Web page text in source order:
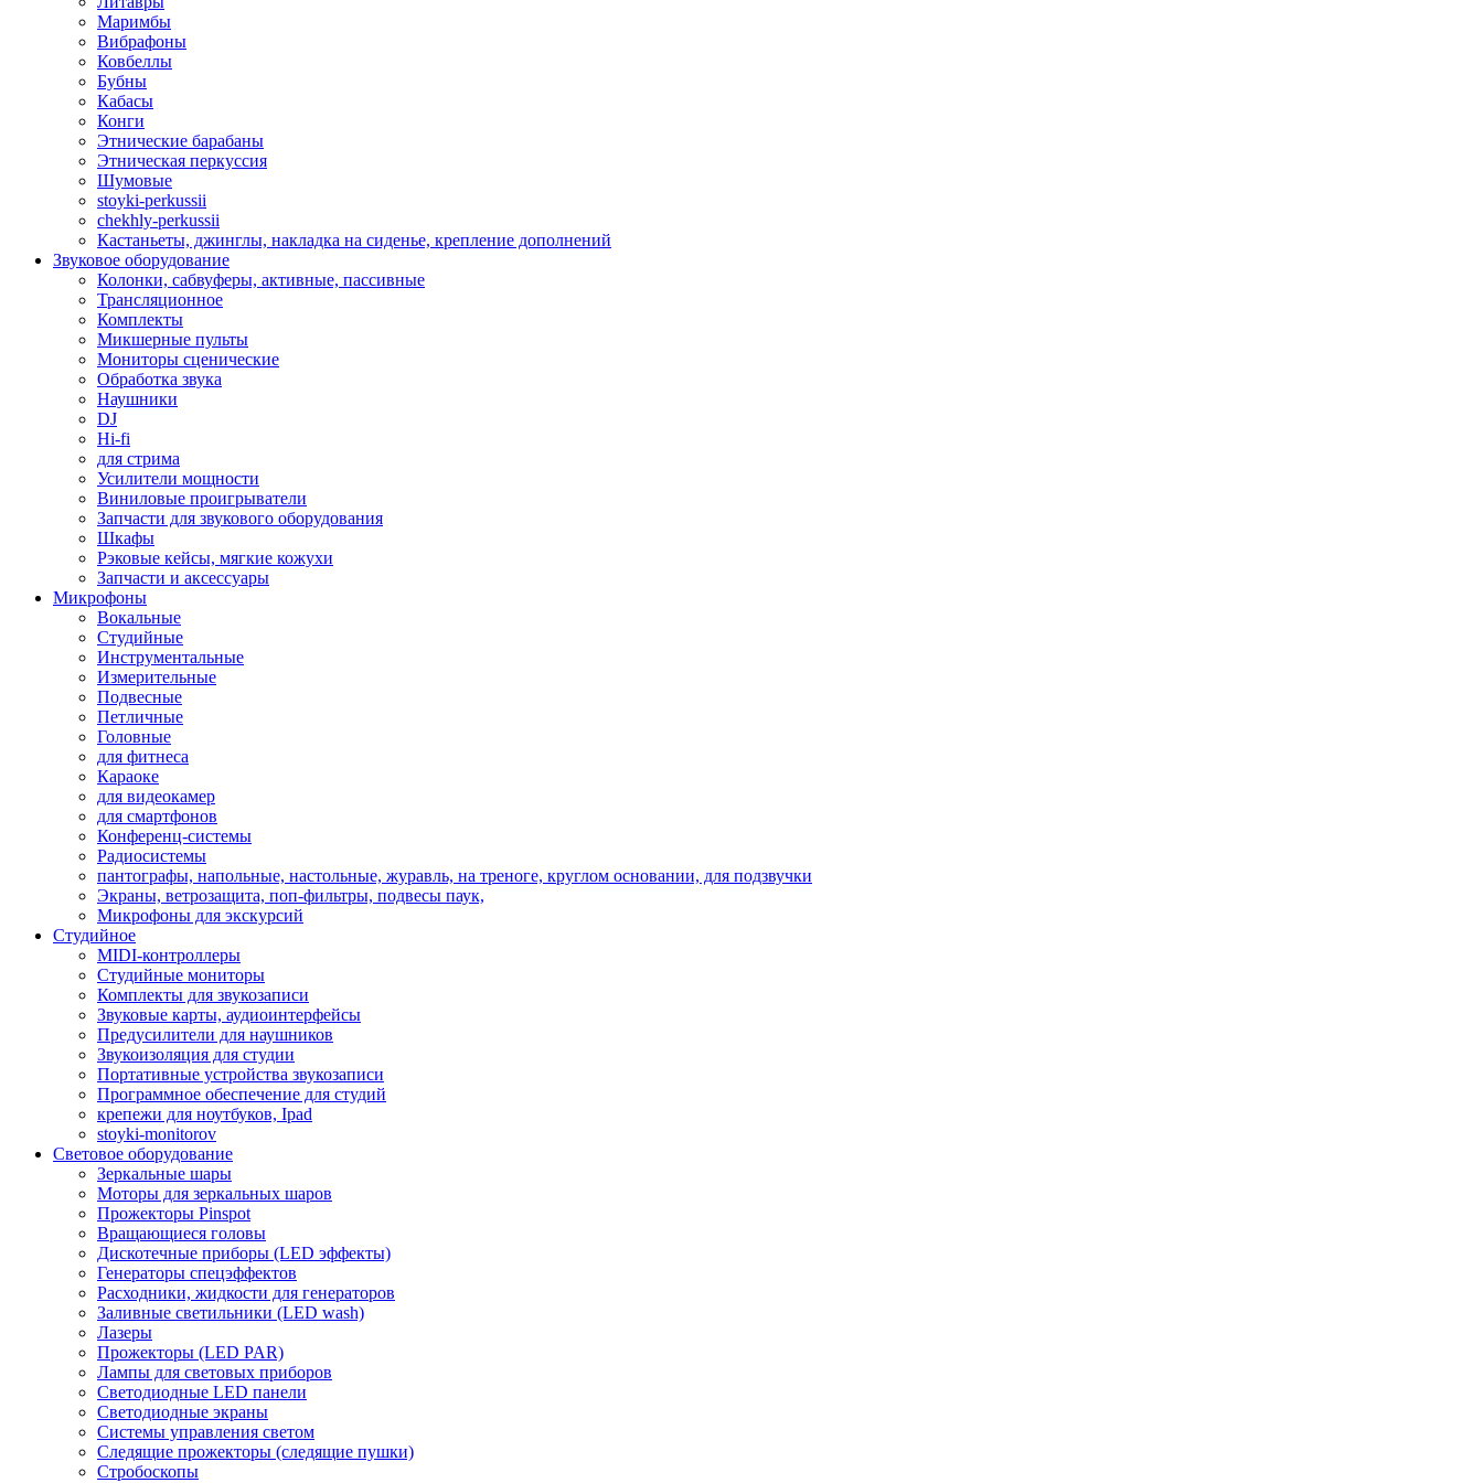
Маримбы
Вибрафоны
Ковбеллы
Бубны
Кабасы
Конги
Этнические барабаны
Этническая перкуссия
Шумовые
stoyki-perkussii
chekhly-perkussii
Кастаньеты, джинглы, накладка на сиденье, крепление дополнений
Звуковое оборудование
Колонки, сабвуферы, активные, пассивные
Трансляционное
Комплекты
Микшерные пульты
Мониторы сценические
Обработка звука
Наушники
DJ
Hi-fi
для стрима
Усилители мощности
Виниловые проигрыватели
Запчасти для звукового оборудования
Шкафы
Рэковые кейсы, мягкие кожухи
Запчасти и аксессуары
Микрофоны
Вокальные
Студийные
Инструментальные
Измерительные
Подвесные
Петличные
Головные
для фитнеса
Караоке
для видеокамер
для смартфонов
Конференц-системы
Радиосистемы
пантографы, напольные, настольные, журавль, на треноге, круглом основании, для подзвучки
Экраны, ветрозащита, поп-фильтры, подвесы паук,
Микрофоны для экскурсий
Студийное
MIDI-контроллеры
Студийные мониторы
Комплекты для звукозаписи
Звуковые карты, аудиоинтерфейсы
Предусилители для наушников
Звукоизоляция для студии
Портативные устройства звукозаписи
Программное обеспечение для студий
крепежи для ноутбуков, Ipad
stoyki-monitorov
Световое оборудование
Зеркальные шары
Моторы для зеркальных шаров
Прожекторы Pinspot
Вращающиеся головы
Дискотечные приборы (LED эффекты)
Генераторы спецэффектов
Расходники, жидкости для генераторов
Заливные светильники (LED wash)
Лазеры
Прожекторы (LED PAR)
Лампы для световых приборов
Светодиодные LED панели
Светодиодные экраны
Системы управления светом
Следящие прожекторы (следящие пушки)
Стробоскопы